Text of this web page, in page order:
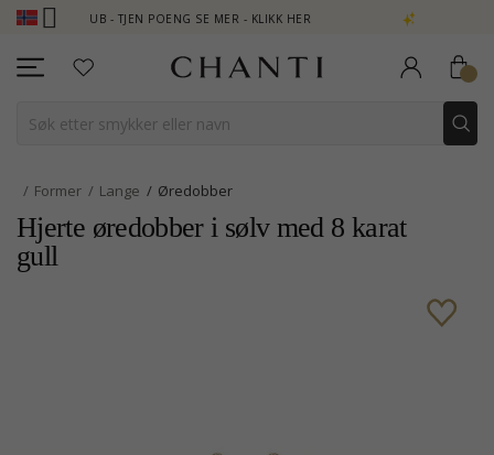
CLUB - TJEN POENG SE MER - KLIKK HER NEW COLLECTION |
Former Lange Øredobber
Hjerte øredobber i sølv med 8 karat
gull